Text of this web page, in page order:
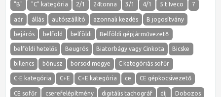
"B" "C" kategória 2/1 24tonna 3/1 4/1 5 t Iveco 7
adr állás autószállító azonnali kezdés B jogosítvány
bejárós belföld belföldi Belföldi gépjárművezető
belföldi hetelős Beugrós Biatorbágy vagy Cinkota Bicske
billencs bónusz borsod megye C kategóriás sofőr
C-E kategória C+E C+E kategória ce CE gépkocsivezető
CE sofőr cserefelépítmény digitális tachográf díj Dobozos